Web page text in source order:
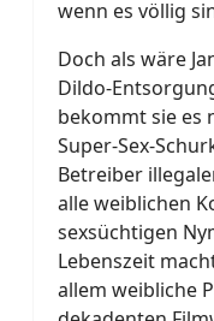
wenn es völlig
Doch als wäre
Dildo-
bekommt sie es
Super-Sex-
Betreiber
alle weiblichen
sexsüchtigen
Lebenszeit
allem weibliche